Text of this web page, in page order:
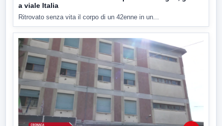
a viale Italia
Ritrovato senza vita il corpo di un 42enne in un...